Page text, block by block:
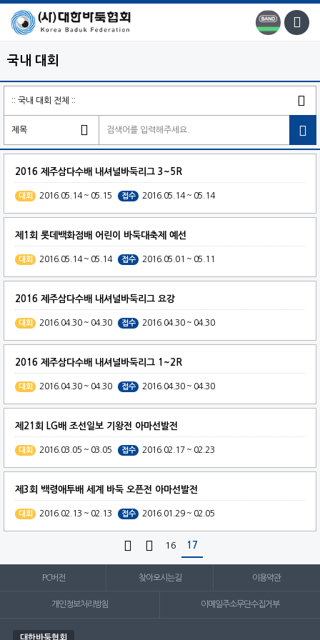
국내 대회

2016 제주삼다수배 내셔널바둑리그 3~5R
대회 2016.05.14 ~ 05.15 접수 2016.05.14 ~ 05.14
제1회 롯데백화점배 어린이 바둑대축제 예선
대회 2016.05.14 ~ 05.14 접수 2016.05.01 ~ 05.11
2016 제주삼다수배 내셔널바둑리그 요강
대회 2016.04.30 ~ 04.30 접수 2016.04.30 ~ 04.30
2016 제주삼다수배 내셔널바둑리그 1~2R
대회 2016.04.30 ~ 04.30 접수 2016.04.30 ~ 04.30
제21회 LG배 조선일보 기왕전 아마선발전
대회 2016.03.05 ~ 03.05 접수 2016.02.17 ~ 02.23
제3회 백령애투배 세계 바둑 오픈전 아마선발전
대회 2016.02.13 ~ 02.13 접수 2016.01.29 ~ 02.05
  16 17
PC버전 찾아오시는길 이용약관
개인정보처리방침 이메일주소무단수집거부
대한바둑협회